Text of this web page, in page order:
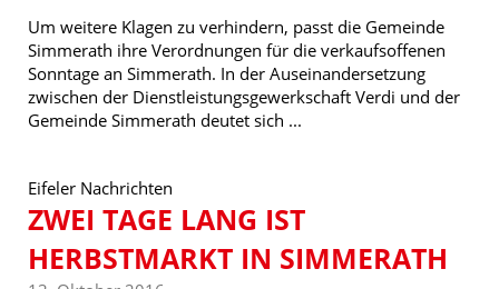
Um weitere Klagen zu verhindern, passt die Gemeinde
Simmerath ihre Verordnungen für die verkaufsoffenen
Sonntage an Simmerath. In der Auseinandersetzung
zwischen der Dienstleistungsgewerkschaft Verdi und der
Gemeinde Simmerath deutet sich ...
Eifeler Nachrichten
ZWEI TAGE LANG IST
HERBSTMARKT IN SIMMERATH